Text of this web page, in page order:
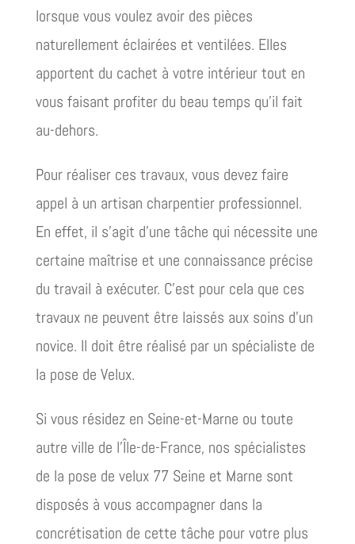
lorsque vous voulez avoir des pièces
naturellement éclairées et ventilées. Elles
apportent du cachet à votre intérieur tout en
vous faisant profiter du beau temps qu’il fait
au-dehors.
Pour réaliser ces travaux, vous devez faire
appel à un artisan charpentier professionnel.
En effet, il s’agit d’une tâche qui nécessite une
certaine maîtrise et une connaissance précise
du travail à exécuter. C’est pour cela que ces
travaux ne peuvent être laissés aux soins d’un
novice. Il doit être réalisé par un spécialiste de
la pose de Velux.
Si vous résidez en Seine-et-Marne ou toute
autre ville de l’Île-de-France, nos spécialistes
de la pose de velux 77 Seine et Marne sont
disposés à vous accompagner dans la
concrétisation de cette tâche pour votre plus